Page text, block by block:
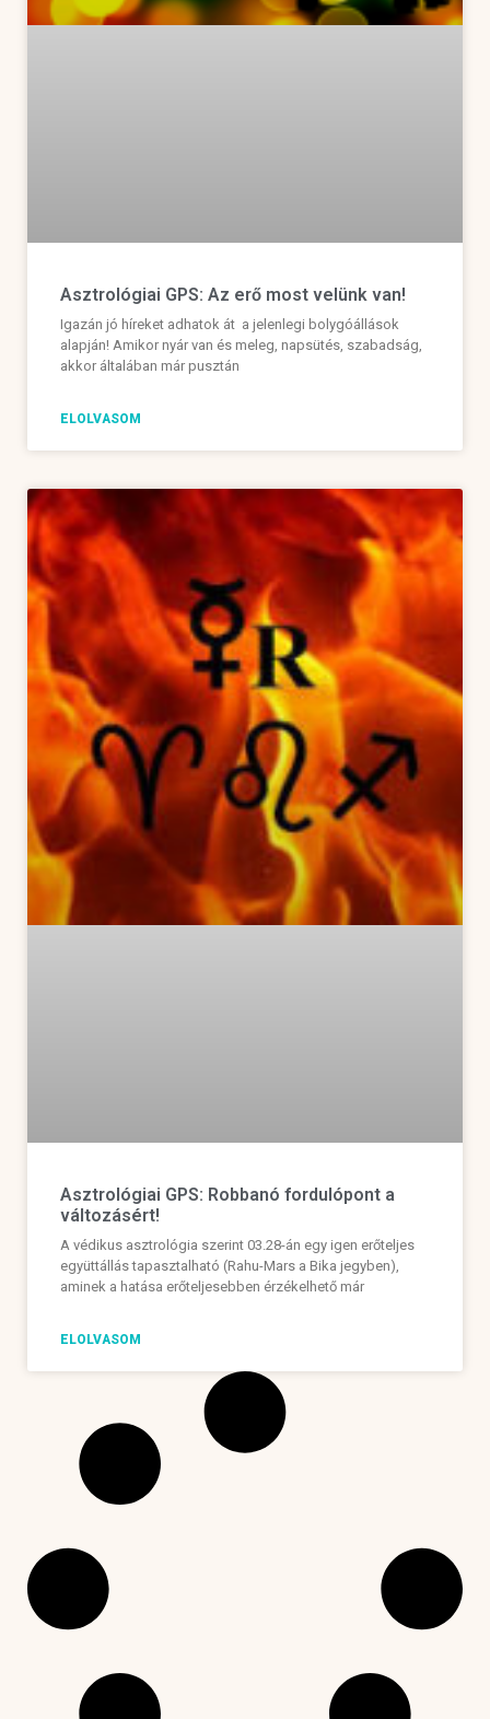
Asztrológiai GPS: Az erő most velünk van!
Igazán jó híreket adhatok át a jelenlegi bolygóállások
alapján! Amikor nyár van és meleg, napsütés, szabadság,
akkor általában már pusztán
ELOLVASOM
Asztrológiai GPS: Robbanó fordulópont a
változásért!
A védikus asztrológia szerint 03.28-án egy igen erőteljes
együttállás tapasztalható (Rahu-Mars a Bika jegyben),
aminek a hatása erőteljesebben érzékelhető már
ELOLVASOM